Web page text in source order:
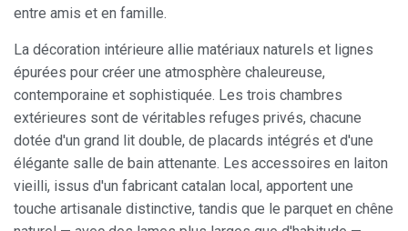
entre amis et en famille.
La décoration intérieure allie matériaux naturels et lignes
épurées pour créer une atmosphère chaleureuse,
contemporaine et sophistiquée. Les trois chambres
extérieures sont de véritables refuges privés, chacune
dotée d'un grand lit double, de placards intégrés et d'une
élégante salle de bain attenante. Les accessoires en laiton
vieilli, issus d'un fabricant catalan local, apportent une
touche artisanale distinctive, tandis que le parquet en chêne
Modifier les cookies